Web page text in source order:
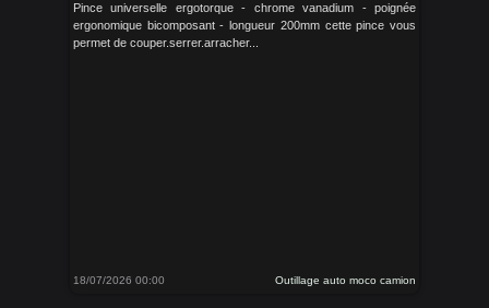
Pince universelle ergotorque - chrome vanadium - poignée
ergonomique bicomposant - longueur 200mm cette pince vous
permet de couper.serrer.arracher...
18/07/2026 00:00 Outillage auto moco camion